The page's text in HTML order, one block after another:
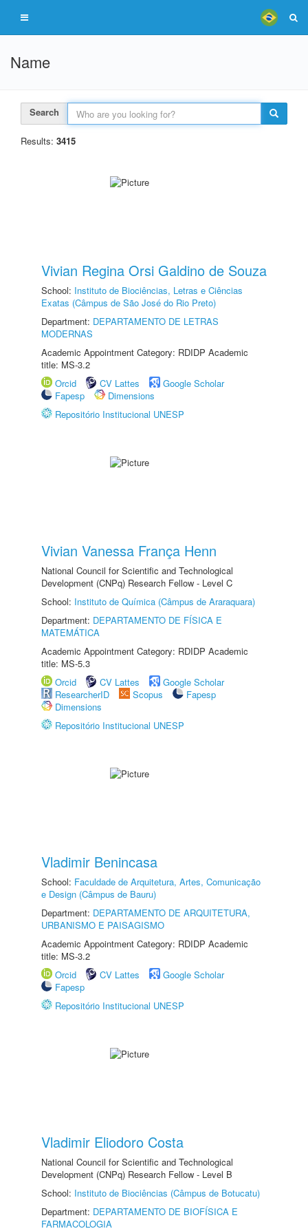
Name
Search
Results: 3415
Vivian Regina Orsi Galdino de Souza
School: Instituto de Biociências, Letras e Ciências
Exatas (Câmpus de São José do Rio Preto)
Department: DEPARTAMENTO DE LETRAS
MODERNAS
Academic Appointment Category: RDIDP Academic
title: MS-3.2
Orcid
CV Lattes
Google Scholar
Fapesp
Dimensions
Repositório Institucional UNESP
Vivian Vanessa França Henn
National Council for Scientific and Technological
Development (CNPq) Research Fellow - Level C
School: Instituto de Química (Câmpus de Araraquara)
Department: DEPARTAMENTO DE FÍSICA E
MATEMÁTICA
Academic Appointment Category: RDIDP Academic
title: MS-5.3
Orcid
CV Lattes
Google Scholar
ResearcherID
Scopus
Fapesp
Dimensions
Repositório Institucional UNESP
Vladimir Benincasa
School: Faculdade de Arquitetura, Artes, Comunicação
e Design (Câmpus de Bauru)
Department: DEPARTAMENTO DE ARQUITETURA,
URBANISMO E PAISAGISMO
Academic Appointment Category: RDIDP Academic
title: MS-3.2
Orcid
CV Lattes
Google Scholar
Fapesp
Repositório Institucional UNESP
Vladimir Eliodoro Costa
National Council for Scientific and Technological
Development (CNPq) Research Fellow - Level B
School: Instituto de Biociências (Câmpus de Botucatu)
Department: DEPARTAMENTO DE BIOFÍSICA E
FARMACOLOGIA